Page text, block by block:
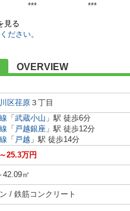
*** ***
見る
ださい。
OVERVIEW
区荏原 ３丁目
「 武蔵小山 」駅 徒歩6分
「 戸越銀座 」駅 徒歩12分
「 戸越 」駅 徒歩14分
25.3万円
42.09㎡
/ 鉄筋コンクリート